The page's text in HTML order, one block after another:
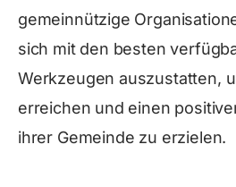
gemeinnützige
sich mit den besten
Werkzeugen auszustatten,
erreichen und einen
ihrer Gemeinde zu erzielen.